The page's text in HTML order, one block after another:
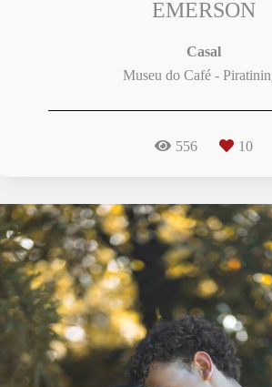
EMERSON
Casal
Museu do Café -
556 10